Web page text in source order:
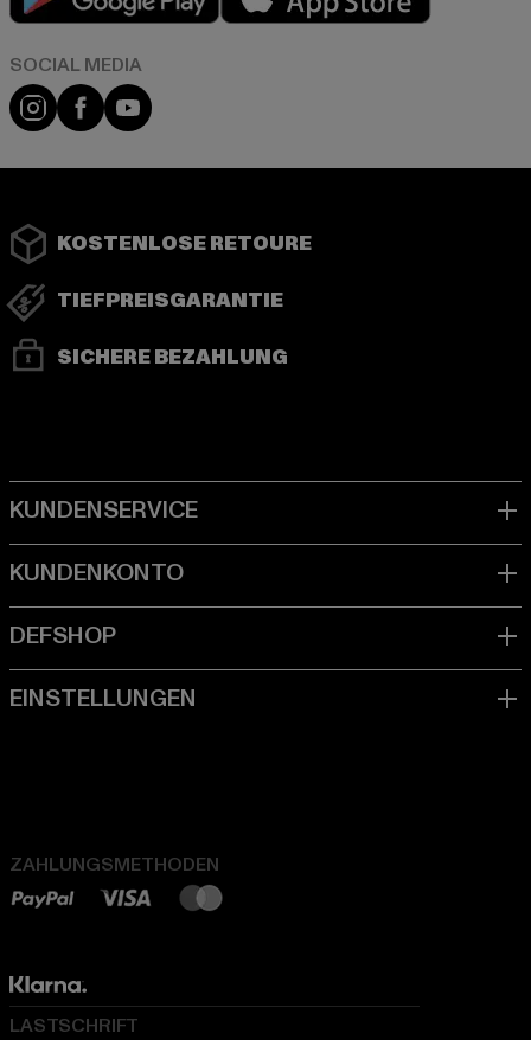
Instagram
FacebookYouTube
KOSTENLOSE RETOURE
TIEFPREISGARANTIE
SICHERE BEZAHLUNG
ZAHLUNGSMETHODEN
LASTSCHRIFT